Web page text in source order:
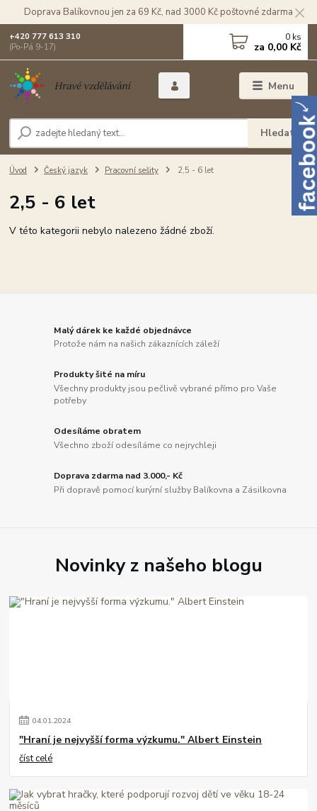
Doprava Balíkovnou jen za 69 Kč, nad 3000 Kč poštovné zdarma
Menu
Hledat
+420 777 613 310
(Po-Pá 9-17)
0 ks
za 0,00 Kč
Úvod Český jazyk Pracovní sešity 2,5 - 6 let
2,5 - 6 let
V této kategorii nebylo nalezeno žádné zboží.
Malý dárek ke každé objednávce
Protože nám na našich zákaznících záleží
Produkty šité na míru
Všechny produkty jsou pečlivě vybrané přímo pro Vaše
potřeby
Odesíláme obratem
Všechno zboží odesíláme co nejrychleji
Doprava zdarma nad 3.000,- Kč
Při dopravě pomocí kurýrní služby Balíkovna a Zásilkovna
Novinky z našeho blogu
04.01.2024
"Hraní je nejvyšší forma výzkumu." Albert Einstein
číst celé